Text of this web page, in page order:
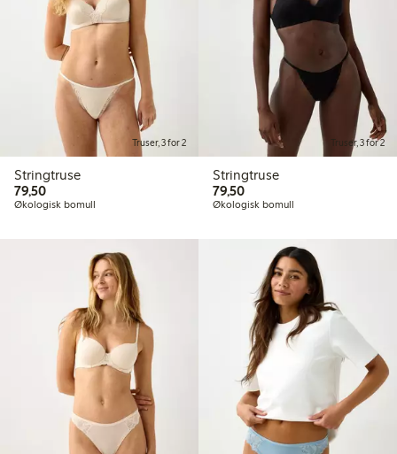
Truser, 3 for 2
Stringtruse
79,5079,50 kr
Økologisk bomull
Truser, 3 for 2
Stringtruse
79,5079,50 kr
Økologisk bomull